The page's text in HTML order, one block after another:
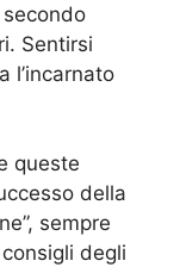
Sentirsi
l’incarnato
queste
della
sempre
degli